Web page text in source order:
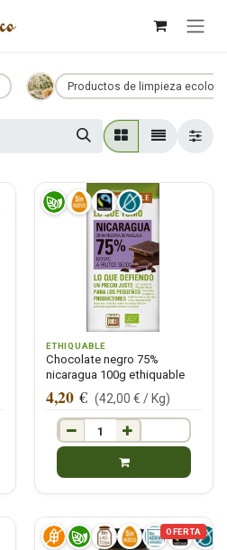
Productos de limpieza
ETHIQUABLE
Chocolate negro 75%
nicaragua 100g ethiquable
4,20 € (42,00 € / Kg)
OFERTA